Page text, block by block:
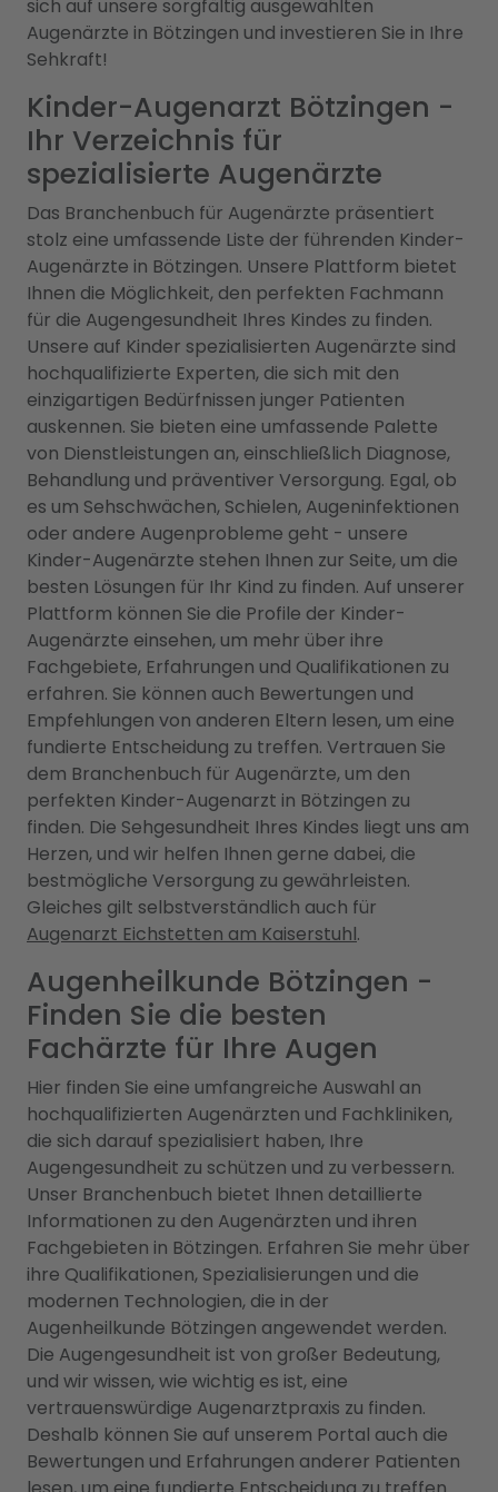
sich auf unsere sorgfältig ausgewählten
Augenärzte in Bötzingen und investieren Sie in Ihre
Sehkraft!
Kinder-Augenarzt Bötzingen -
Ihr Verzeichnis für
spezialisierte Augenärzte
Das Branchenbuch für Augenärzte präsentiert
stolz eine umfassende Liste der führenden Kinder-
Augenärzte in Bötzingen. Unsere Plattform bietet
Ihnen die Möglichkeit, den perfekten Fachmann
für die Augengesundheit Ihres Kindes zu finden.
Unsere auf Kinder spezialisierten Augenärzte sind
hochqualifizierte Experten, die sich mit den
einzigartigen Bedürfnissen junger Patienten
auskennen. Sie bieten eine umfassende Palette
von Dienstleistungen an, einschließlich Diagnose,
Behandlung und präventiver Versorgung. Egal, ob
es um Sehschwächen, Schielen, Augeninfektionen
oder andere Augenprobleme geht - unsere
Kinder-Augenärzte stehen Ihnen zur Seite, um die
besten Lösungen für Ihr Kind zu finden. Auf unserer
Plattform können Sie die Profile der Kinder-
Augenärzte einsehen, um mehr über ihre
Fachgebiete, Erfahrungen und Qualifikationen zu
erfahren. Sie können auch Bewertungen und
Empfehlungen von anderen Eltern lesen, um eine
fundierte Entscheidung zu treffen. Vertrauen Sie
dem Branchenbuch für Augenärzte, um den
perfekten Kinder-Augenarzt in Bötzingen zu
finden. Die Sehgesundheit Ihres Kindes liegt uns am
Herzen, und wir helfen Ihnen gerne dabei, die
bestmögliche Versorgung zu gewährleisten.
Gleiches gilt selbstverständlich auch für
Augenarzt Eichstetten am Kaiserstuhl.
Augenheilkunde Bötzingen -
Finden Sie die besten
Fachärzte für Ihre Augen
Hier finden Sie eine umfangreiche Auswahl an
hochqualifizierten Augenärzten und Fachkliniken,
die sich darauf spezialisiert haben, Ihre
Augengesundheit zu schützen und zu verbessern.
Unser Branchenbuch bietet Ihnen detaillierte
Informationen zu den Augenärzten und ihren
Fachgebieten in Bötzingen. Erfahren Sie mehr über
ihre Qualifikationen, Spezialisierungen und die
modernen Technologien, die in der
Augenheilkunde Bötzingen angewendet werden.
Die Augengesundheit ist von großer Bedeutung,
und wir wissen, wie wichtig es ist, eine
vertrauenswürdige Augenarztpraxis zu finden.
Deshalb können Sie auf unserem Portal auch die
Bewertungen und Erfahrungen anderer Patienten